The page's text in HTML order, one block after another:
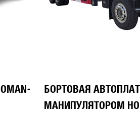
БОРТОВАЯ
МАНИПУЛЯТОРОМ